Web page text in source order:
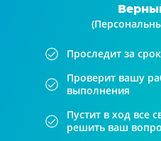
Проследит за
Проверит вашу
выполнения
Пустит в ход все
решить ваш